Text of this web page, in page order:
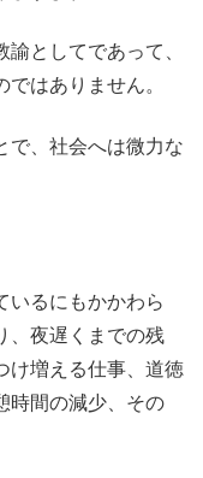
としてであって、
はありません。
で、社会へは微力な
いるにもかかわら
、夜遅くまでの残
け増える仕事、道徳
時間の減少、その